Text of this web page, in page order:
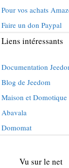
Pour vos achats
Faire un don Paypal
Liens intéressants
Documentation
Blog de Jeedom
Maison et Domotique
Abavala
Domomat
Vu sur le net